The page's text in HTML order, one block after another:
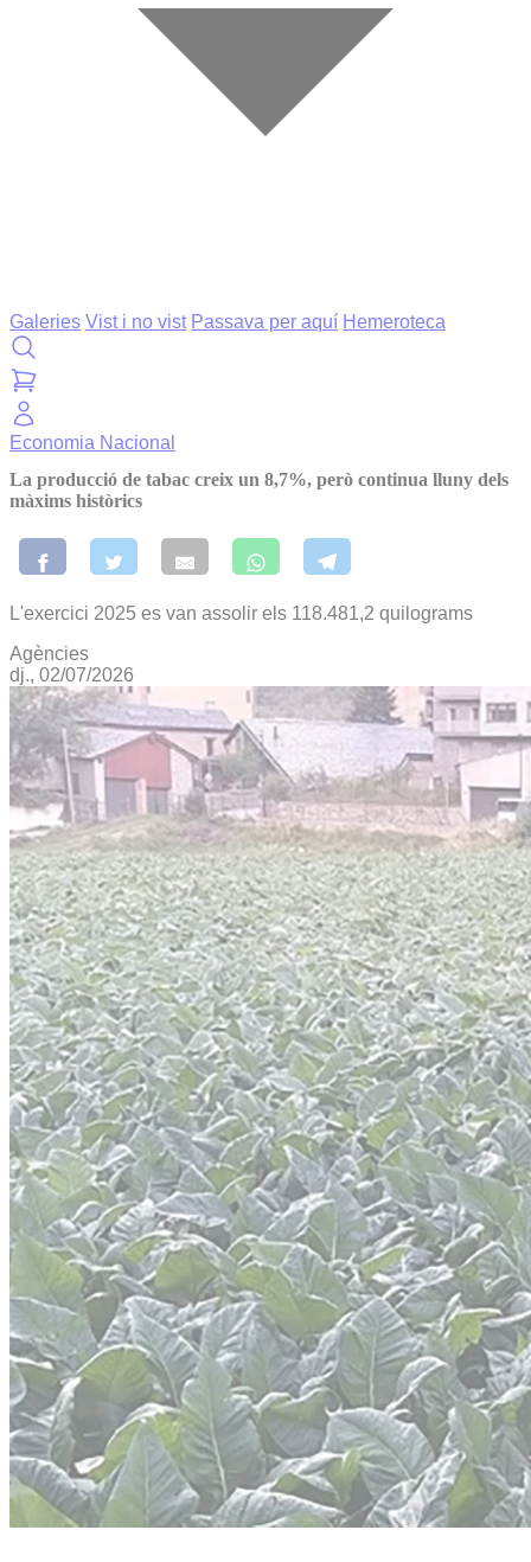
Galeries Vist i no vist Passava per aquí Hemeroteca
Economia Nacional
La producció de tabac creix un 8,7%, però continua lluny dels
màxims històrics
L'exercici 2025 es van assolir els 118.481,2 quilograms
Agències
dj., 02/07/2026